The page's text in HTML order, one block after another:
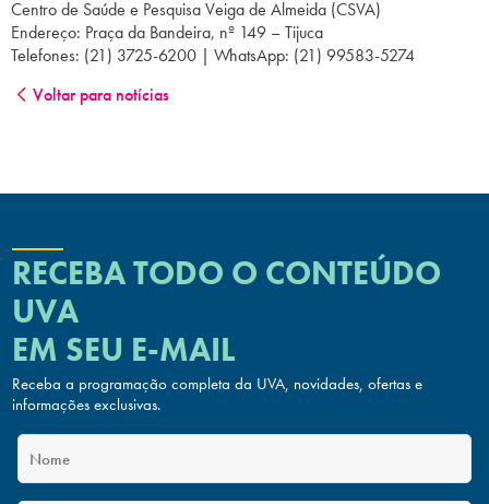
Centro de Saúde e Pesquisa Veiga de Almeida (CSVA)
Endereço: Praça da Bandeira, nº 149 – Tijuca
Telefones: (21) 3725-6200 | WhatsApp: (21) 99583-5274
Voltar para notícias
RECEBA TODO O CONTEÚDO
UVA
EM SEU E-MAIL
Receba a programação completa da UVA, novidades, ofertas e
informações exclusivas.